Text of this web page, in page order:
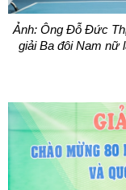
Ảnh: Ông Đỗ Đức
giải Ba đôi Nam nữ